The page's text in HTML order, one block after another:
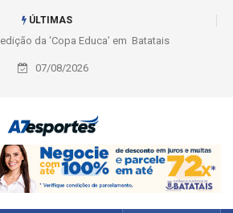
ÚLTIMAS
Liga 2026: Equipes rompem com a LABE na Série
07/08/2026